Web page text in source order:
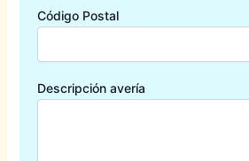
Código Postal
Descripción avería